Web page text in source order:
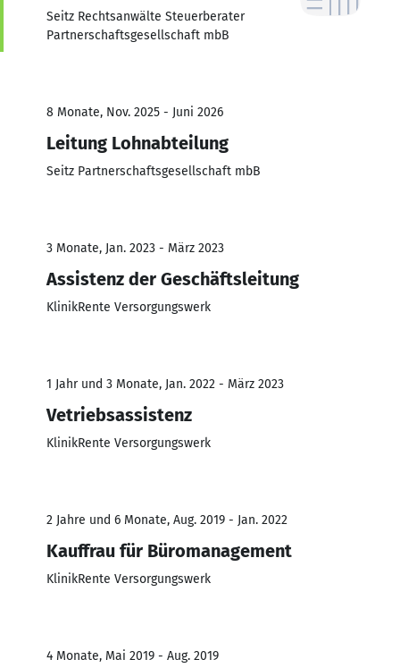
Seitz Rechtsanwälte Steuerberater
Partnerschaftsgesellschaft mbB
8 Monate, Nov. 2025 - Juni 2026
Leitung Lohnabteilung
Seitz Partnerschaftsgesellschaft mbB
3 Monate, Jan. 2023 - März 2023
Assistenz der Geschäftsleitung
KlinikRente Versorgungswerk
1 Jahr und 3 Monate, Jan. 2022 - März 2023
Vetriebsassistenz
KlinikRente Versorgungswerk
2 Jahre und 6 Monate, Aug. 2019 - Jan. 2022
Kauffrau für Büromanagement
KlinikRente Versorgungswerk
4 Monate, Mai 2019 - Aug. 2019